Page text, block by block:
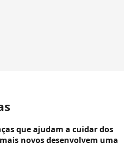
que ajudam a cuidar dos
novos desenvolvem uma